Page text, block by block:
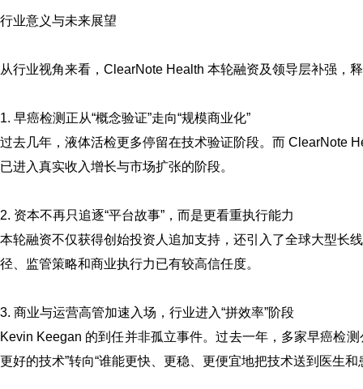
行业意义与未来展望
从行业视角来看，ClearNote Health 本轮融资及领导层补强，
1. 早癌检测正从“概念验证”走向“规模商业化”
过去几年，液体活检更多停留在技术验证阶段。而 ClearNote
已进入真实收入增长与市场扩张的阶段。
2. 资本不再只追逐“平台故事”，而是更看重执行能力
本轮融资不仅获得创始投资人追加支持，还引入了全球大型长
径、监管策略和商业执行力已有较高信任度。
3. 商业与运营高管加速入场，行业进入“拼效率”阶段
Kevin Keegan 的到任并非孤立事件。过去一年，多家早癌检
更好的技术”转向“谁能更快、更稳、更便宜地把技术送到医生和